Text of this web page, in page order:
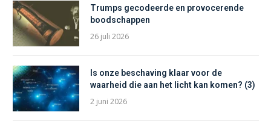
Trumps gecodeerde en provocerende
boodschappen
26 juli 2026
Is onze beschaving klaar voor de
waarheid die aan het licht kan komen? (3)
2 juni 2026